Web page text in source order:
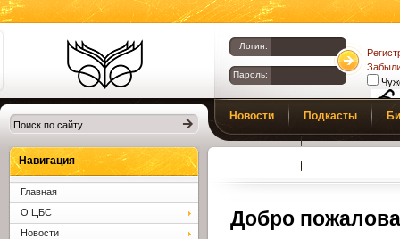
Библиотеки
Клина. Клинская
ЦБС.
Логин:
Пароль:
Новости Подкасты
Добро
Навигация
Главная
О ЦБС
Новости